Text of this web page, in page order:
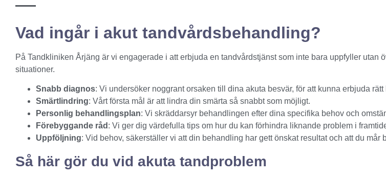
Vad ingår i akut tandvårdsbehandling?
På Tandkliniken Årjäng är vi engagerade i att erbjuda en tandvårdstjänst som inte bara uppfyller utan
situationer.
Snabb diagnos: Vi undersöker noggrant orsaken till dina akuta besvär, för att kunna erbjuda
Smärtlindring: Vårt första mål är att lindra din smärta så snabbt som möjligt.
Personlig behandlingsplan: Vi skräddarsyr behandlingen efter dina specifika behov och
Förebyggande råd : Vi ger dig värdefulla tips om hur du kan förhindra liknande problem i
Uppföljning: Vid behov, säkerställer vi att din behandling har gett önskat resultat och att du mår
Så här gör du vid akuta tandproblem